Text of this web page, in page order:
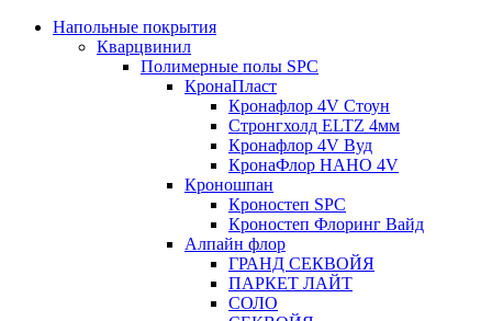
Напольные покрытия
Кварцвинил
Полимерные полы SPC
КронаПласт
Кронафлор 4V Стоун
Стронгхолд ELTZ 4мм
Кронафлор 4V Вуд
КронаФлор НАНО 4V
Кроношпан
Кроностеп SPC
Кроностеп Флоринг Вайд
Алпайн флор
ГРАНД СЕКВОЙЯ
ПАРКЕТ ЛАЙТ
СОЛО